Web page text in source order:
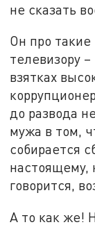
не сказать
Он про
телевизору
взятках
до развода
мужа в том,
собирается
настоящему,
говорится,
А то как же!